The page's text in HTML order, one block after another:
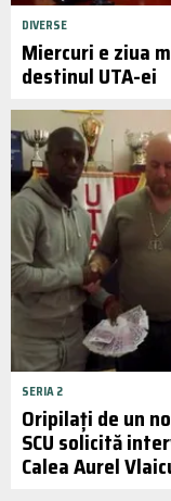
DIVERSE
Miercuri e ziua
destinul UTA-ei
SERIA 2
Oripilați de un
SCU solicită
Calea Aurel